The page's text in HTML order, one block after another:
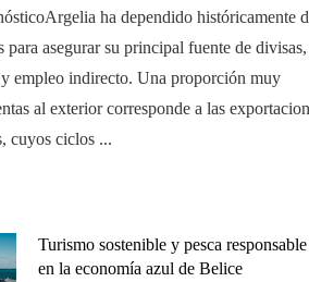
ha dependido históricamente
para asegurar su principal fuente de divisas,
empleo indirecto. Una proporción muy
al exterior corresponde a las
cuyos ciclos ...
Turismo sostenible y pesca responsable
en la economía azul de Belice